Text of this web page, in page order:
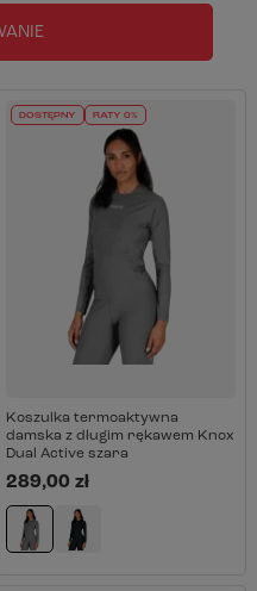
DOSTĘPNY RATY 0%
Koszulka termoaktywna
damska z długim rękawem Knox
Dual Active szara
289,00 zł